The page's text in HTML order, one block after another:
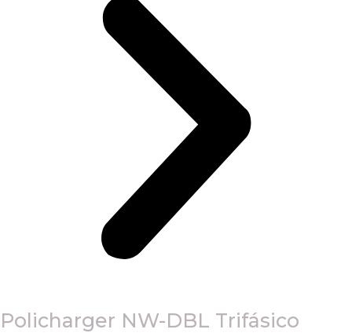
Policharger NW-DBL Trifásico